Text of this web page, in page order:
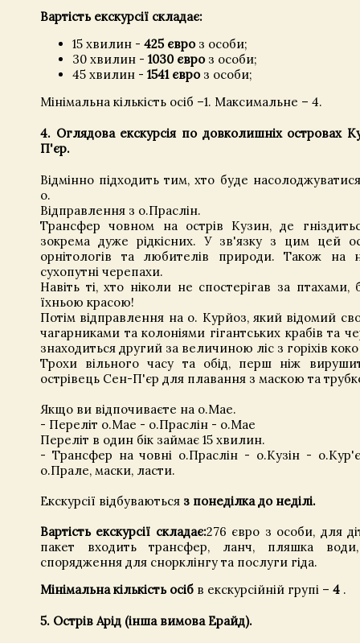
Вартість екскурсії складає:
15 хвилин - 425 євроз особи;
30 хвилин - 1030 євроз особи;
45 хвилин - 1541 євроз особи;
Мінімальна кількість осіб –1. Максимальне – 4.
4. Оглядова екскурсія по довколишніх островах
П'єр.
Відмінно підходить тим, хто буде
о.
Відправлення з о.Праслін.
Трансфер човном на острів Кузин, де
зокрема дуже рідкісних. У зв'язку з цим цей
орнітологів та любителів природи. Також на
сухопутні черепахи.
Навіть ті, хто ніколи не спостерігав за
їхньою красою!
Потім відправлення на о. Курйоз, який відомий
чагарниками та колоніями гігантських крабів та
знаходиться другий за величиною ліс з горіхів
Трохи вільного часу та обід, перш ніж
острівець Сен-П'єр для плавання з маскою та
Якщо ви відпочиваєте на о.Мае.
- Переліт о.Мае - о.Праслін - о.Мае
Переліт в один бік займає 15 хвилин.
- Трансфер на човні о.Праслін - о.Кузін -
о.Прале, маски, ласти.
Екскурсії відбуваються з понеділка до неділі.
Вартість екскурсії складає:276 євро з особи, для
пакет входить трансфер, ланч, пляшка води,
спорядження для снорклінгу та послуги гіда.
Мінімальна кількість осіб в екскурсійній групі – 4 .
5. Острів Арід (інша вимова Ерайд).